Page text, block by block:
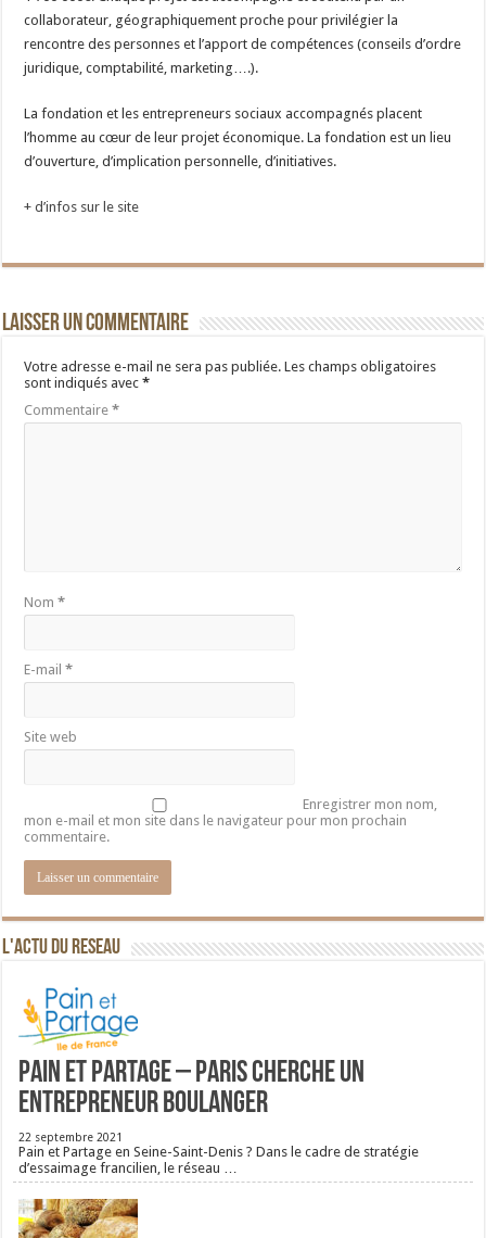
collaborateur, géographiquement proche pour privilégier la
rencontre des personnes et l’apport de compétences (conseils d’ordre
juridique, comptabilité, marketing….).
La fondation et les entrepreneurs sociaux accompagnés placent
l’homme au cœur de leur projet économique. La fondation est un lieu
d’ouverture, d’implication personnelle, d’initiatives.
+ d’infos sur le site
Laisser un commentaire
Votre adresse e-mail ne sera pas publiée. Les champs obligatoires
sont indiqués avec*
Commentaire*
Nom*
E-mail*
Site web
Enregistrer mon nom,
mon e-mail et mon site dans le navigateur pour mon prochain
commentaire.
L'ACTU DU RESEAU
Pain et Partage – Paris cherche un
entrepreneur boulanger
22 septembre 2021
Pain et Partage en Seine-Saint-Denis ? Dans le cadre de stratégie
d’essaimage francilien, le réseau …